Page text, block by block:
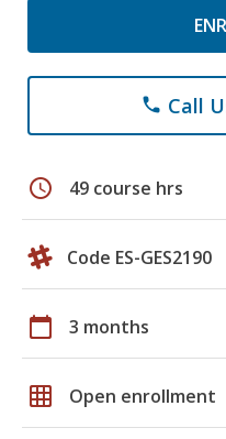
phone Call
schedule 49 course hrs
Code ES-GES2190
calendar_today 3 months
grid_on Open enrollment